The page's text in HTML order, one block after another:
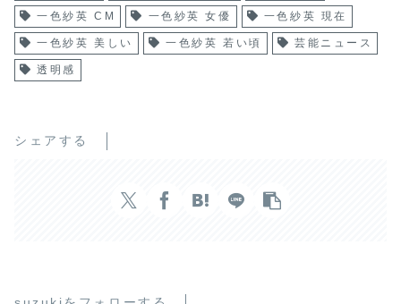
一色紗英 CM 一色紗英 女優 一色紗英 現在
一色紗英 美しい 一色紗英 若い頃 芸能ニュース
透明感
シェアする